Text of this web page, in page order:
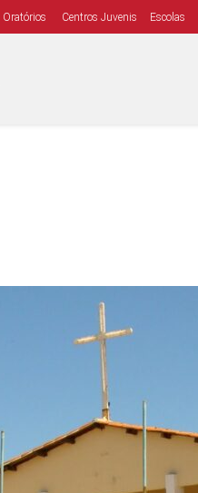
Oratórios Centros Juvenis Escolas